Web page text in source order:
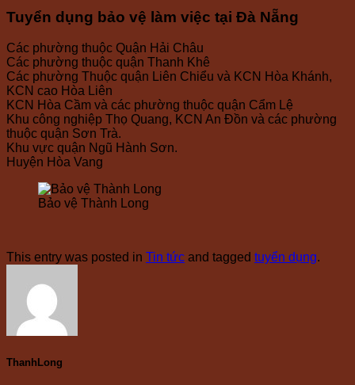
Tuyển dụng bảo vệ làm việc tại Đà Nẵng
Các phường thuộc Quận Hải Châu
Các phường thuộc quận Thanh Khê
Các phường Thuộc quận Liên Chiểu và KCN Hòa Khánh,
KCN cao Hòa Liên
KCN Hòa Cầm và các phường thuộc quận Cẩm Lệ
Khu công nghiệp Thọ Quang, KCN An Đồn và các phường
thuộc quận Sơn Trà.
Khu vực quận Ngũ Hành Sơn.
Huyện Hòa Vang
Bảo vệ Thành Long
This entry was posted in Tin tức and tagged tuyển dụng.
ThanhLong